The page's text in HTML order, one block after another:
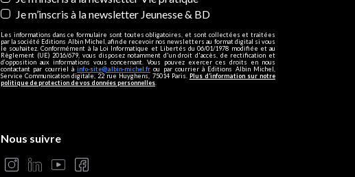
Je m’inscris à la newsletter Jeunesse & BD
Les informations dans ce formulaire sont toutes obligatoires, et sont collectées et traitées
par la société Editions Albin Michel, afin de recevoir nos newsletters au format digital si vous
le souhaitez. Conformément à la Loi Informatique et Libertés du 06/01/1978 modifiée et au
Règlement (UE) 2016/679, vous disposez notamment d'un droit d'accès, de rectification et
d’opposition aux informations vous concernant. Vous pouvez exercer ces droits en nous
contactant par courriel àinfo-site@albin-michel.fr ou par courrier à Editions Albin Michel,
Service Communication digitale, 22 rue Huyghens, 75014 Paris. Plus d’information sur notre
politique de protection de vos données personnelles
Nous suivre